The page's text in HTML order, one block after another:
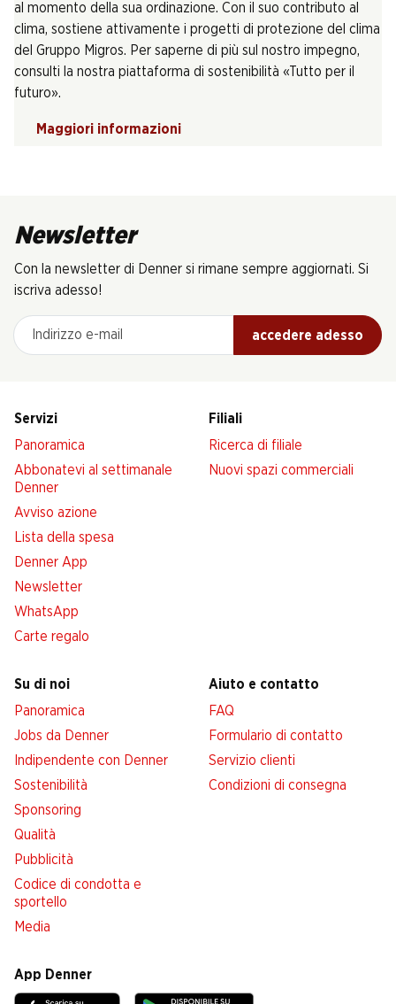
al momento della sua ordinazione. Con il suo contributo al
clima, sostiene attivamente i progetti di protezione del clima
del Gruppo Migros. Per saperne di più sul nostro impegno,
consulti la nostra piattaforma di sostenibilità «Tutto per il
futuro».
Maggiori informazioni
Newsletter
Con la newsletter di Denner si rimane sempre aggiornati. Si
iscriva adesso!
Indirizzo e-mail
accedere adesso
Servizi
Panoramica
Abbonatevi al settimanale
Denner
Avviso azione
Lista della spesa
Denner App
Newsletter
WhatsApp
Carte regalo
Filiali
Ricerca di filiale
Nuovi spazi commerciali
Su di noi
Panoramica
Jobs da Denner
Indipendente con Denner
Sostenibilità
Sponsoring
Qualità
Pubblicità
Codice di condotta e
sportello
Media
Aiuto e contatto
FAQ
Formulario di contatto
Servizio clienti
Condizioni di consegna
App Denner